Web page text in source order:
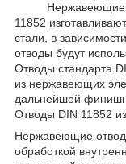
Нержавеющие
11852
стали, в
отводы будут
Отводы стандарта
из нержавеющих
дальнейшей
Отводы DIN 11852
Нержавеющие
обработкой